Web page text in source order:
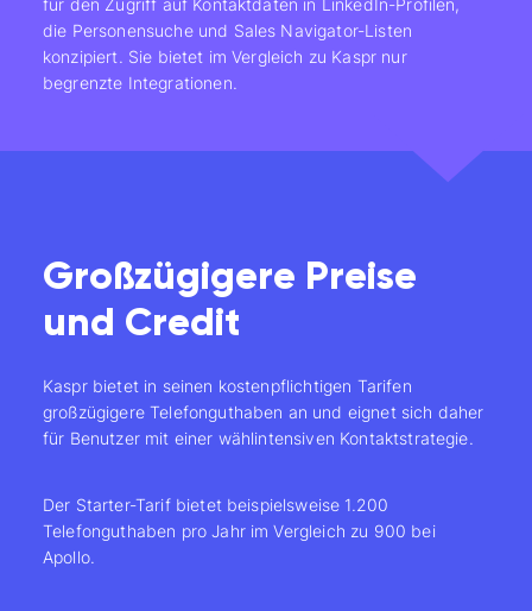
für den Zugriff auf Kontaktdaten in LinkedIn-Profilen,
die Personensuche und Sales Navigator-Listen
konzipiert. Sie bietet im Vergleich zu Kaspr nur
begrenzte Integrationen.
Großzügigere Preise
und Credit
Kaspr bietet in seinen kostenpflichtigen Tarifen
großzügigere Telefonguthaben an und eignet sich daher
für Benutzer mit einer wählintensiven Kontaktstrategie.
Der Starter-Tarif bietet beispielsweise 1.200
Telefonguthaben pro Jahr im Vergleich zu 900 bei
Apollo.